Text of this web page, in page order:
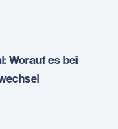
Worauf es bei